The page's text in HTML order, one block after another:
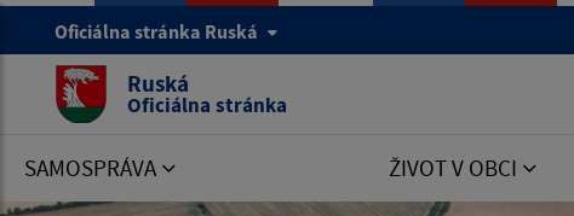
Oficiálna stránka Ruská
Ruská
Oficiálna stránka
SAMOSPRÁVA ŽIVOT V OBCI